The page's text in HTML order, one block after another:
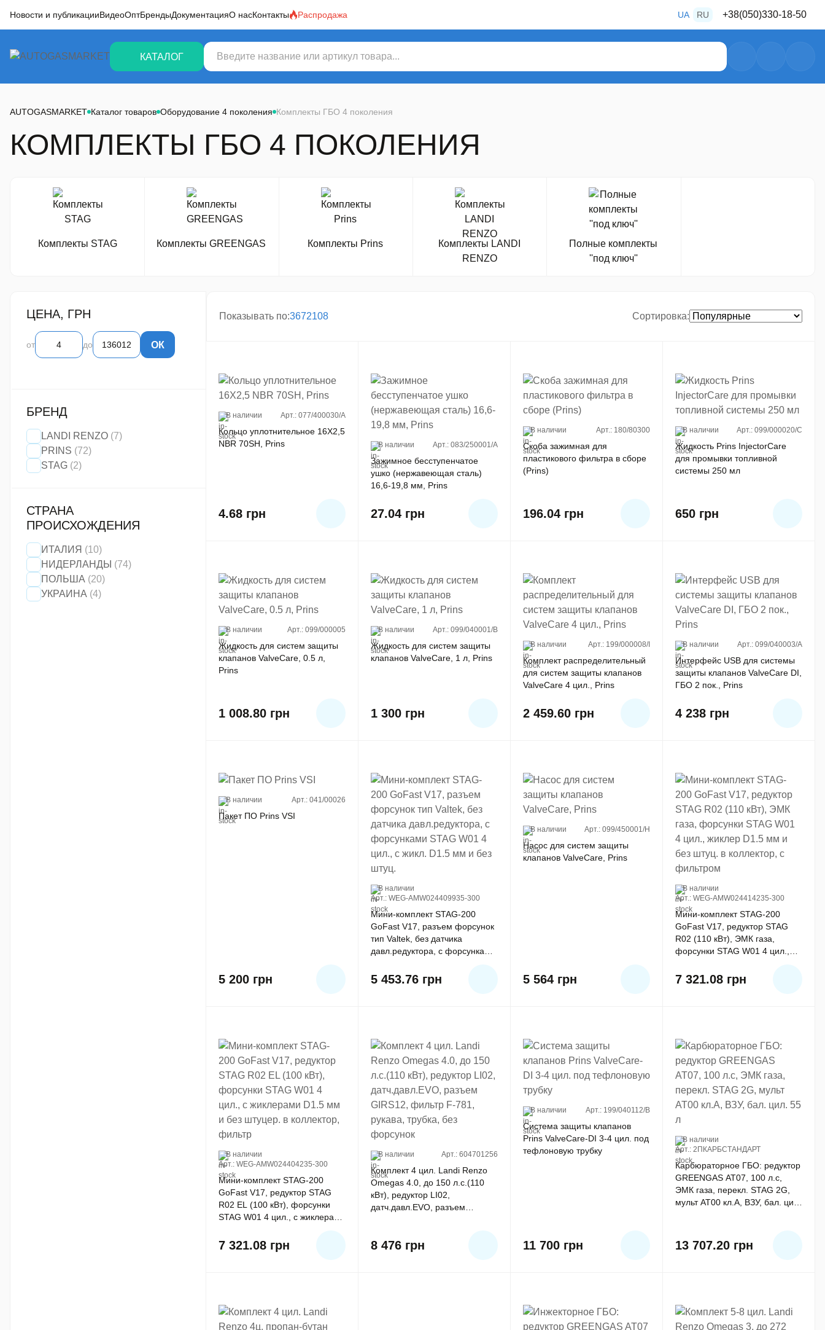
Новости и публикацииВидеоОптБрендыДокументацияО насКонтакты Распродажа UA RU +38(050)330-18-50
+38(050)487-80-28
КАТАЛОГ
4 поколения
AUTOGASMARKET Каталог товаров Оборудование 4 поколения Комплекты ГБО 4 поколения
КОМПЛЕКТЫ ГБО 4 ПОКОЛЕНИЯ
Комплекты STAG Комплекты GREENGAS Комплекты Prins
Комплекты LANDI
RENZO
Полные комплекты
''под ключ''
ЦЕНА, ГРН
от до ОК
БРЕНД
LANDI RENZO (7)
PRINS (72)
STAG (2)
СТРАНА
ПРОИСХОЖДЕНИЯ
ИТАЛИЯ (10)
НИДЕРЛАНДЫ (74)
ПОЛЬША (20)
УКРАИНА (4)
Показывать по:3672108 Сортировка
В наличии Арт.: 077/400030/A
Кольцо уплотнительное 16X2,5
NBR 70SH, Prins
4.68 грн
В наличии Арт.: 083/250001/A
Зажимное бесступенчатое
ушко (нержавеющая сталь)
16,6-19,8 мм, Prins
27.04 грн
В наличии Арт.: 180/80300
Скоба зажимная для
пластикового фильтра в сборе
(Prins)
196.04 грн
В наличии Арт.: 099/000020/C
Жидкость Prins InjectorCare
для промывки топливной
системы 250 мл
650 грн
В наличии Арт.: 099/000005
Жидкость для систем защиты
клапанов ValveCare, 0.5 л,
Prins
1 008.80 грн
В наличии Арт.: 099/040001/B
Жидкость для систем защиты
клапанов ValveCare, 1 л, Prins
1 300 грн
В наличии Арт.: 199/000008/I
Комплект распределительный
для систем защиты клапанов
ValveCare 4 цил., Prins
2 459.60 грн
В наличии Арт.: 099/040003/A
Интерфейс USB для системы
защиты клапанов ValveCare DI,
ГБО 2 пок., Prins
4 238 грн
В наличии Арт.: 041/00026
Пакет ПО Prins VSI
5 200 грн
В наличии
Арт.: WEG-AMW024409935-300
Мини-комплект STAG-200
GoFast V17, разъем форсунок
тип Valtek, без датчика
давл.редуктора, с форсунками
мм и без штуц.
5 453.76 грн
В наличии Арт.: 099/450001/H
Насос для систем защиты
клапанов ValveCare, Prins
5 564 грн
В наличии
Арт.: WEG-AMW024414235-300
Мини-комплект STAG-200
GoFast V17, редуктор STAG
R02 (110 кВт), ЭМК газа,
форсунки STAG W01 4 цил.,
коллектор, с фильтром
7 321.08 грн
В наличии
Арт.: WEG-AMW024404235-300
Мини-комплект STAG-200
GoFast V17, редуктор STAG
R02 EL (100 кВт), форсунки
STAG W01 4 цил., с жиклерами
коллектор, фильтр
7 321.08 грн
В наличии Арт.: 604701256
Комплект 4 цил. Landi Renzo
Omegas 4.0, до 150 л.с.(110
кВт), редуктор LI02,
датч.давл.EVO, разъем
8 476 грн
В наличии Арт.: 199/040112/B
Система защиты клапанов
Prins ValveCare-DI 3-4 цил. под
тефлоновую трубку
11 700 грн
В наличии
Арт.: 2ПКАРБСТАНДАРТ
Карбюраторное ГБО: редуктор
GREENGAS AT07, 100 л.с,
ЭМК газа, перекл. STAG 2G,
мульт АТ00 кл.А, ВЗУ, бал. цил.
13 707.20 грн